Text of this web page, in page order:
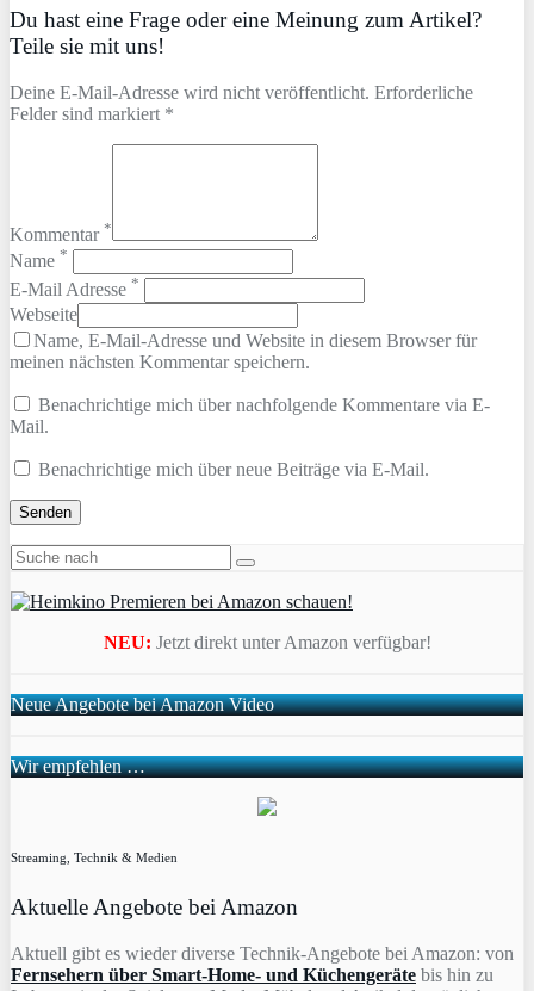
Du hast eine Frage oder eine Meinung zum Artikel?
Teile sie mit uns!
Deine E-Mail-Adresse wird nicht veröffentlicht. Erforderliche
Felder sind markiert *
Kommentar *
Name *
E-Mail Adresse *
Webseite
Name, E-Mail-Adresse und Website in diesem Browser für
meinen nächsten Kommentar speichern.
Benachrichtige mich über nachfolgende Kommentare via E-
Mail.
Benachrichtige mich über neue Beiträge via E-Mail.
NEU: Jetzt direkt unter Amazon verfügbar!
Neue Angebote bei Amazon Video
Wir empfehlen …
Streaming, Technik & Medien
Aktuelle Angebote bei Amazon
Aktuell gibt es wieder diverse Technik-Angebote bei Amazon: von
Fernsehern über Smart-Home- und Küchengeräte bis hin zu